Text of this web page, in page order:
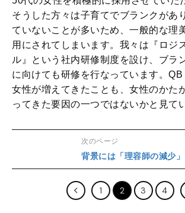
そうした方々は子育てでブランクがあ
ていないことが多いため、一般的な理
用にされてしまいます。我々は『ロジ
ル』という社内研修制度を設け、ブラ
に向けても研修を行なっています。QB
女性が増えてきたことも、女性のかた
ってきた要因の一つではないかと見て
次のページ
背景には「理容師の減少」
1 2 3 4